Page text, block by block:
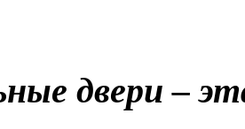
двери –